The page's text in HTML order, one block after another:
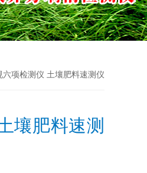
六项检测仪 土壤肥料速测仪
壤肥料速测